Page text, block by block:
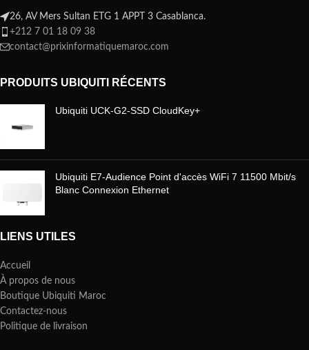
26, AV Mers Sultan ETG 1 APPT 3 Casablanca.
+212 7 01 18 09 38
contact@prixinformatiquemaroc.com
PRODUITS UBIQUITI RÉCENTS
Ubiquiti UCK-G2-SSD CloudKey+
Ubiquiti E7-Audience Point d'accès WiFi 7 11500 Mbit/s
Blanc Connexion Ethernet
LIENS UTILES
Accueil
À propos de nous
Boutique Ubiquiti Maroc
Contactez-nous
Politique de livraison